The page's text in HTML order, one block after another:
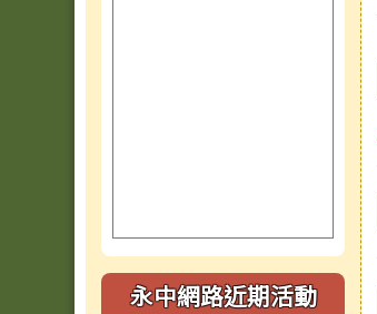
永中網路近期活動